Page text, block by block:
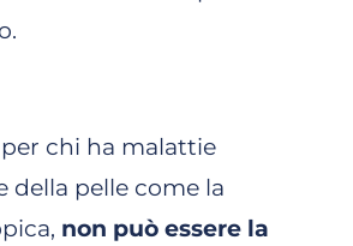
per chi ha malattie
della pelle come la
non può essere la